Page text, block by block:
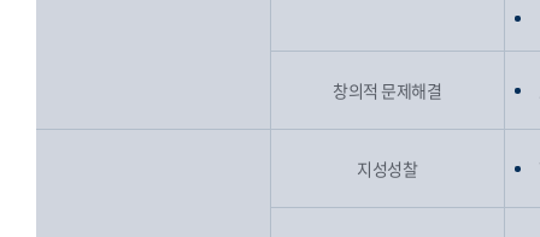
창의적 문제해결
지성성찰